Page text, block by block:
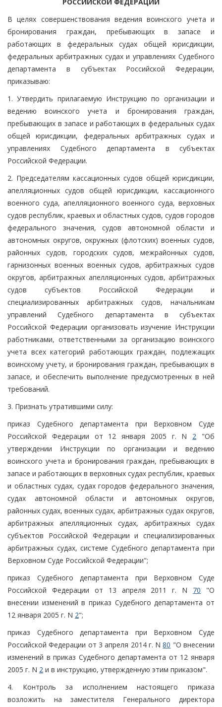
В целях совершенствования ведения воинского учета и
бронирования граждан, пребывающих в запасе и
работающих в федеральных судах общей юрисдикции,
федеральных арбитражных судах и управлениях Судебного
департамента в субъектах Российской Федерации,
приказываю:
1. Утвердить прилагаемую Инструкцию по организации и
ведению воинского учета и бронирования граждан,
пребывающих в запасе и работающих в федеральных судах
общей юрисдикции, федеральных арбитражных судах и
управлениях Судебного департамента в субъектах
Российской Федерации.
2. Председателям кассационных судов общей юрисдикции,
апелляционных судов общей юрисдикции, кассационного
военного суда, апелляционного военного суда, верховных
судов республик, краевых и областных судов, судов городов
федерального значения, судов автономной области и
автономных округов, окружных (флотских) военных судов,
районных судов, городских судов, межрайонных судов,
гарнизонных военных военных судов, арбитражных судов
округов, арбитражных апелляционных судов, арбитражных
судов субъектов Российской Федерации и
специализированных арбитражных судов, начальникам
управлений Судебного департамента в субъектах
Российской Федерации организовать изучение Инструкции
работниками, ответственными за организацию воинского
учета всех категорий работающих граждан, подлежащих
воинскому учету, и бронирования граждан, пребывающих в
запасе, и обеспечить выполнение предусмотренных в ней
требований.
3. Признать утратившими силу:
приказ Судебного департамента при Верховном Суде
Российской Федерации от 12 января 2005 г. N 2 "Об
утверждении Инструкции по организации и ведению
воинского учета и бронирования граждан, пребывающих в
запасе и работающих в верховных судах республик, краевых
и областных судах, судах городов федерального значения,
судах автономной области и автономных округов,
районных судах, военных судах, арбитражных судах округов,
арбитражных апелляционных судах, арбитражных судах
субъектов Российской Федерации и специализированных
арбитражных судах, системе Судебного департамента при
Верховном Суде Российской Федерации";
приказ Судебного департамента при Верховном Суде
Российской Федерации от 13 апреля 2011 г. N 70 "О
внесении изменений в приказ Судебного департамента от
12 января 2005 г. N 2";
приказ Судебного департамента при Верховном Суде
Российской Федерации от 3 апреля 2014 г. N80 "О внесении
изменений в приказ Судебного департамента от 12 января
2005 г. N 2 и в инструкцию, утвержденную этим приказом".
4. Контроль за исполнением настоящего приказа
возложить на заместителя Генерального директора